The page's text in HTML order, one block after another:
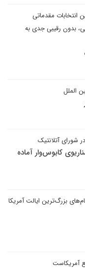
انتخابات مقدماتی
بدون رقیبی جدی به
الملل
شورای آتلانتیک
کابوس‌وار آماده
بزرگ‌ترین ایالت آمریکا
آمریکاست